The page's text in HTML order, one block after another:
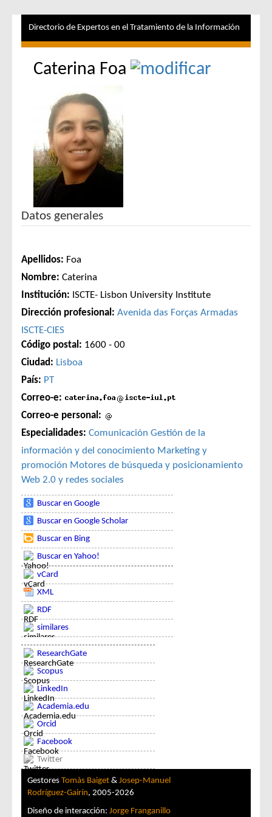
Directorio de Expertos en el Tratamiento de la Información
Caterina Foa
Datos generales
Apellidos: Foa
Nombre: Caterina
Institución: ISCTE- Lisbon University Institute
Dirección profesional: Avenida das Forças Armadas
ISCTE-CIES
Código postal: 1600 - 00
Ciudad: Lisboa
País: PT
Correo-e:
Correo-e personal:
Especialidades: Comunicación Gestión de la
información y del conocimiento Marketing y
promoción Motores de búsqueda y posicionamiento
Web 2.0 y redes sociales
Buscar en Google
Buscar en Google Scholar
Buscar en Bing
Buscar en Yahoo!
vCard
XML
RDF
similares
ResearchGate
Scopus
LinkedIn
Academia.edu
Orcid
Facebook
Twitter
Gestores Tomàs Baiget & Josep-Manuel
Rodríguez-Gairín, 2005-2026
Diseño de interacción: Jorge Franganillo